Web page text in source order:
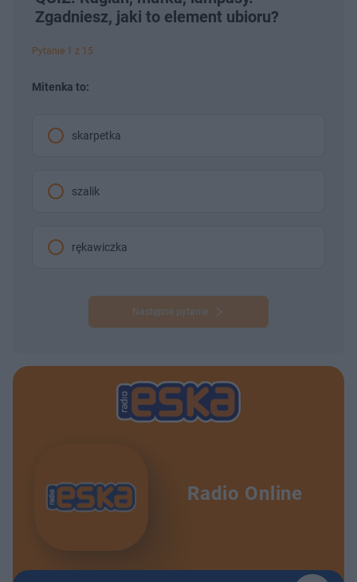
Zgadniesz, jaki to element ubioru?
Pytanie 1 z 15
Mitenka to:
skarpetka
szalik
rękawiczka
Następne pytanie
Radio Online